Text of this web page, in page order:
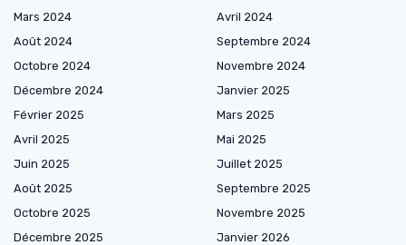
Mars 2024
Avril 2024
Août 2024
Septembre 2024
Octobre 2024
Novembre 2024
Décembre 2024
Janvier 2025
Février 2025
Mars 2025
Avril 2025
Mai 2025
Juin 2025
Juillet 2025
Août 2025
Septembre 2025
Octobre 2025
Novembre 2025
Décembre 2025
Janvier 2026